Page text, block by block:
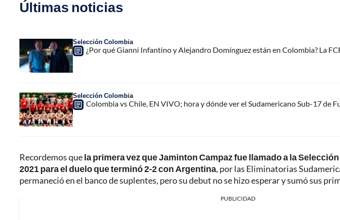
Últimas noticias
Selección Colombia
¿Por qué Gianni Infantino y Alejandro Domínguez están en Colombia? La
Selección Colombia
Colombia vs Chile, EN VIVO; hora y dónde ver el Sudamericano Sub-17 de
Recordemos quela primera vez que Jaminton Campaz fue llamado a la
2021 para el duelo que terminó 2-2 con Argentina, por las Eliminatorias
permaneció en el banco de suplentes, pero su debut no se hizo esperar y sumó sus
PUBLICIDAD